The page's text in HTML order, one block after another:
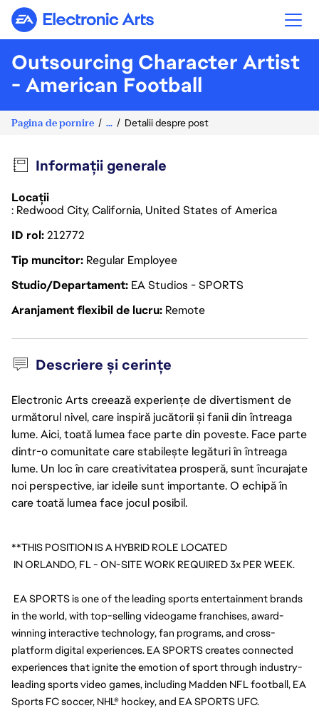
Electronic Arts
Outsourcing Character Artist
- American Football
Pagina de pornire ... Detalii despre post
Informații generale
Locații
: Redwood City, California, United States of America
ID rol212772
Tip muncitor Regular Employee
Studio/Departament EA Studios - SPORTS
Aranjament flexibil de lucru Remote
Descriere și cerințe
Electronic Arts creează experiențe de divertisment de
următorul nivel, care inspiră jucătorii și fanii din întreaga
lume. Aici, toată lumea face parte din poveste. Face parte
dintr-o comunitate care stabilește legături în întreaga
lume. Un loc în care creativitatea prosperă, sunt încurajate
noi perspective, iar ideile sunt importante. O echipă în
care toată lumea face jocul posibil.
**THIS POSITION IS A HYBRID ROLE LOCATED
IN ORLANDO, FL - ON-SITE WORK REQUIRED 3x PER WEEK.
EA SPORTS is one of the leading sports entertainment brands
in the world, with top-selling videogame franchises, award-
winning interactive technology, fan programs, and cross-
platform digital experiences. EA SPORTS creates connected
experiences that ignite the emotion of sport through industry-
leading sports video games, including Madden NFL football, EA
Sports FC soccer, NHL® hockey, and EA SPORTS UFC.